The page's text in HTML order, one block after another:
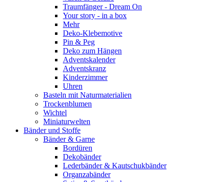
Traumfänger - Dream On
Your story - in a box
Mehr
Deko-Klebemotive
Pin & Peg
Deko zum Hängen
Adventskalender
Adventskranz
Kinderzimmer
Uhren
Basteln mit Naturmaterialien
Trockenblumen
Wichtel
Miniaturwelten
Bänder und Stoffe
Bänder & Garne
Bordüren
Dekobänder
Lederbänder & Kautschukbänder
Organzabänder